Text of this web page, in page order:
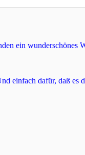
ein wunderschönes
einfach dafür, daß es